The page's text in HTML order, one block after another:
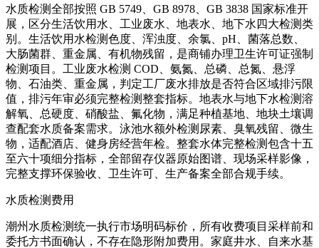
水质检测全部按照 GB 5749、GB 8978、GB 3838 国家标准开
展，区分生活饮用水、工业废水、地表水、地下水四大检测类
别。生活饮用水检测色度、浑浊度、余氯、pH、菌落总数、
大肠菌群、重金属、有机物残留，是商铺办理卫生许可证强制
检测项目。工业废水检测 COD、氨氮、总磷、总氮、悬浮
物、石油类、重金属，判定工厂废水排放是否符合区域排污限
值，排污年审必须完整检测整套指标。地表水与地下水检测溶
解氧、总硬度、硝酸盐、氟化物，满足种植基地、地块土壤调
查配套水质备案需求。泳池水额外检测尿素、臭氧残留、微生
物，适配酒店、健身房经营年检。整套水体完整检测包含十五
至六十项细分指标，全部留存仪器原始图谱、现场采样影像，
完整支撑环保验收、卫生许可、生产备案全部合规手续。
水质检测费用
潮州水质检测统一执行市场明码标价，所有收费项目采样前和
委托方书面确认，不存在隐形附加费用。家庭井水、自来水基